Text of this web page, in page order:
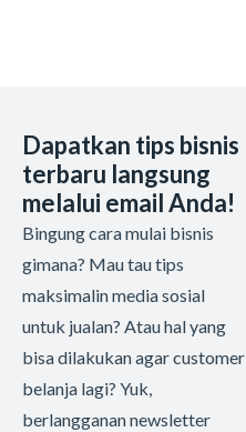
Dapatkan tips bisnis
terbaru langsung
melalui email Anda!
Bingung cara mulai bisnis
gimana? Mau tau tips
maksimalin media sosial
untuk jualan? Atau hal yang
bisa dilakukan agar customer
belanja lagi? Yuk,
berlangganan newsletter